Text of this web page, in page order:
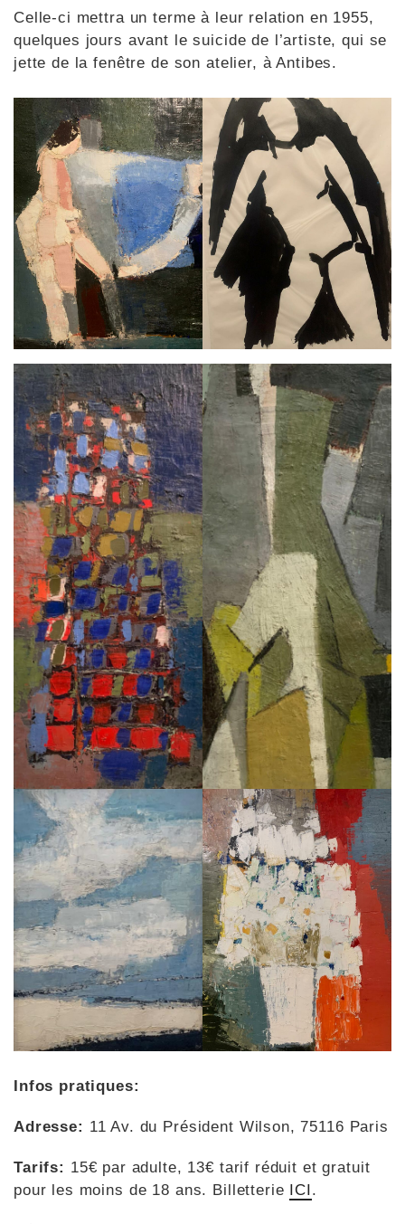
Celle-ci mettra un terme à leur relation en 1955,
quelques jours avant le suicide de l’artiste, qui se
jette de la fenêtre de son atelier, à Antibes.
Infos pratiques:
Adresse: 11 Av. du Président Wilson, 75116 Paris
Tarifs: 15€ par adulte, 13€ tarif réduit et gratuit
pour les moins de 18 ans. Billetterie
ICI .